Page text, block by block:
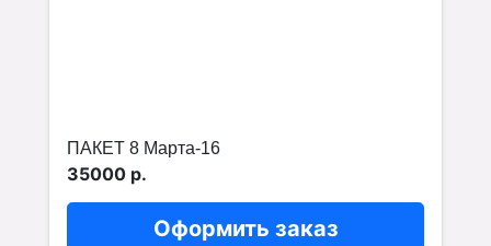
ПАКЕТ 8 Марта-16
35000 р.
Оформить заказ